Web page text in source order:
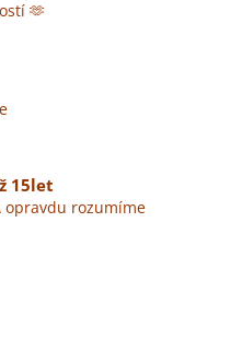
🫶
15let
opravdu rozumíme